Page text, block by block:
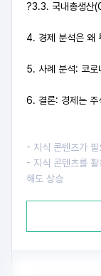
?3.3. 국내총생산
4. 경제 분석은 왜
5. 사례 분석: 코로
6. 결론: 경제는 주
- 지식 콘텐츠가
- 지식 콘텐츠를 활
해도 상승